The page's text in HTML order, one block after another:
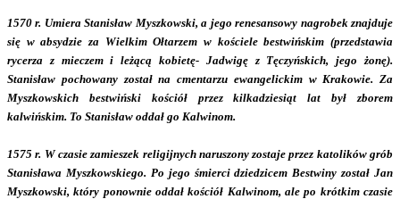
1570 r. Umiera Stanisław Myszkowski, a jego renesansowy nagrobek znajduje
się w absydzie za Wielkim Ołtarzem w kościele bestwińskim (przedstawia
rycerza z mieczem i leżącą kobietę- Jadwigę z Tęczyńskich, jego żonę).
Stanisław pochowany został na cmentarzu ewangelickim w Krakowie. Za
Myszkowskich bestwiński kościół przez kilkadziesiąt lat był zborem
kalwińskim. To Stanisław oddał go Kalwinom.
1575 r. W czasie zamieszek religijnych naruszony zostaje przez katolików grób
Stanisława Myszkowskiego. Po jego śmierci dziedzicem Bestwiny został Jan
Myszkowski, który ponownie oddał kościół Kalwinom, ale po krótkim czasie